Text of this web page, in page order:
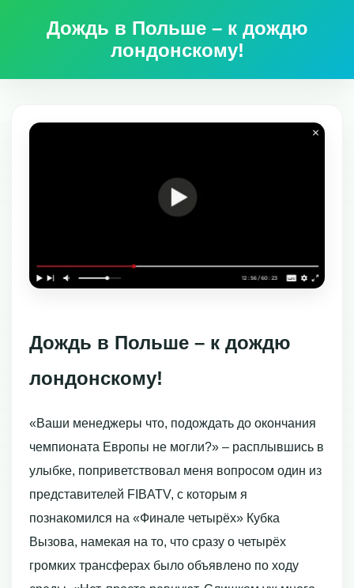
Дождь в Польше – к дождю
лондонскому!
Дождь в Польше – к дождю
лондонскому!
«Ваши менеджеры что, подождать до окончания
чемпионата Европы не могли?» – расплывшись в
улыбке, поприветствовал меня вопросом один из
представителей FIBATV, с которым я
познакомился на «Финале четырёх» Кубка
Вызова, намекая на то, что сразу о четырёх
громких трансферах было объявлено по ходу